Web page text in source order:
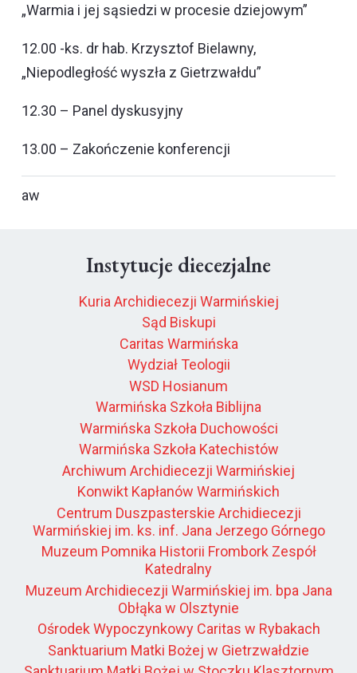
„Warmia i jej sąsiedzi w procesie dziejowym”
12.00 -ks. dr hab. Krzysztof Bielawny,
„Niepodległość wyszła z Gietrzwałdu”
12.30 – Panel dyskusyjny
13.00 – Zakończenie konferencji
aw
Instytucje diecezjalne
Kuria Archidiecezji Warmińskiej
Sąd Biskupi
Caritas Warmińska
Wydział Teologii
WSD Hosianum
Warmińska Szkoła Biblijna
Warmińska Szkoła Duchowości
Warmińska Szkoła Katechistów
Archiwum Archidiecezji Warmińskiej
Konwikt Kapłanów Warmińskich
Centrum Duszpasterskie Archidiecezji
Warmińskiej im. ks. inf. Jana Jerzego Górnego
Muzeum Pomnika Historii Frombork Zespół
Katedralny
Muzeum Archidiecezji Warmińskiej im. bpa Jana
Obłąka w Olsztynie
Ośrodek Wypoczynkowy Caritas w Rybakach
Sanktuarium Matki Bożej w Gietrzwałdzie